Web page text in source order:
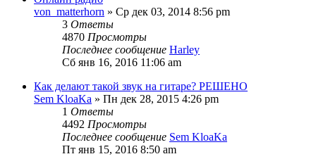
von_matterhorn » Ср дек 03, 2014 8:56 pm
3 Ответы
4870 Просмотры
Последнее сообщение Harley
Сб янв 16, 2016 11:06 am
Как делают такой звук на гитаре? РЕШЕНО
Sem KloaKa » Пн дек 28, 2015 4:26 pm
1 Ответы
4492 Просмотры
Последнее сообщение Sem KloaKa
Пт янв 15, 2016 8:50 am